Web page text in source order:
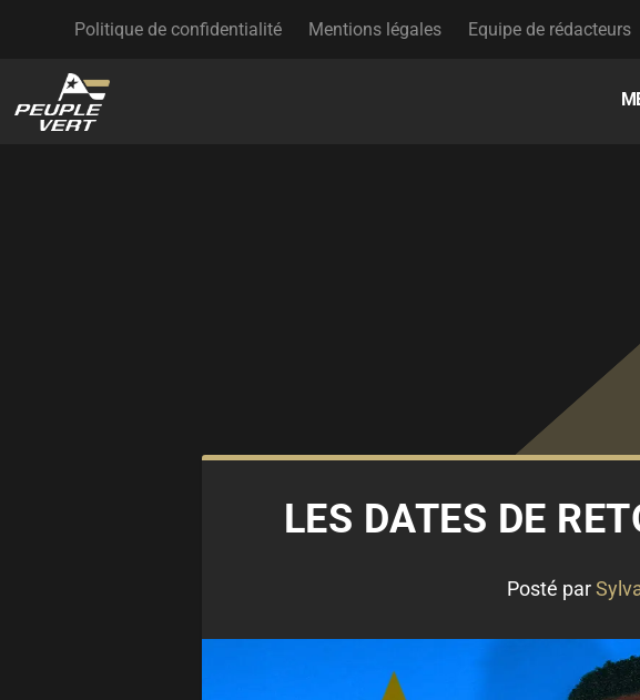
Politique de confidentialité Mentions légales Equipe de rédacteurs
LES DATES DE
Posté par